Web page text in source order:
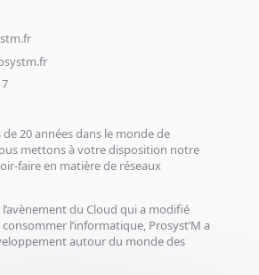
20 années dans le monde de
mettons à votre disposition notre
faire en matière de réseaux
du Cloud qui a modifié
l’informatique, Prosyst’M a
autour du monde des